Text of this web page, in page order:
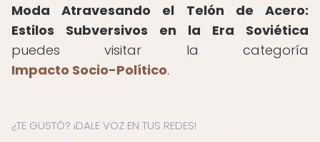
Moda Atravesando el Telón de Acero:
Estilos Subversivos en la Era Soviética
puedes visitar la categoría
Impacto Socio-Político.
¿TE GUSTÓ? ¡DALE VOZ EN TUS REDES!